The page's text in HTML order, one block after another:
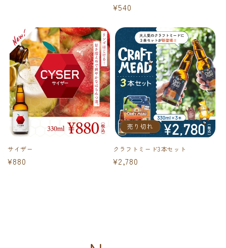
通
価
¥540
サイザー
通
¥880
売り切れ
クラフトミード3本セット
通
¥2,780